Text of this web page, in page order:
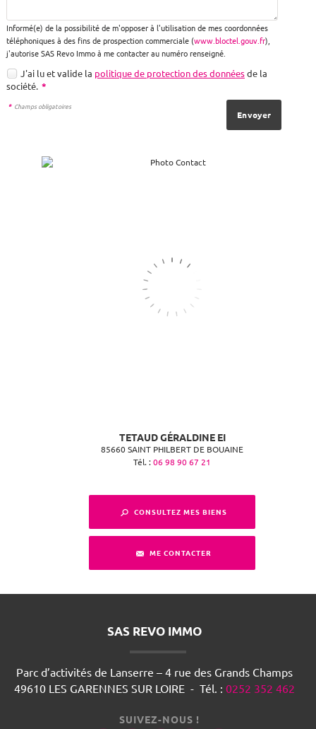
Informé(e) de la possibilité de m'opposer à l'utilisation de mes coordonnées
téléphoniques à des fins de prospection commerciale (www.bloctel.gouv.fr),
j'autorise SAS Revo Immo à me contacter au numéro renseigné.
J'ai lu et valide la politique de protection des données de la
société. *
* Champs obligatoires
TETAUD GÉRALDINE EI
85660 SAINT PHILBERT DE BOUAINE
Tél. : 06 98 90 67 21
CONSULTEZ MES BIENS
ME CONTACTER
SAS REVO IMMO
Parc d’activités de Lanserre – 4 rue des Grands Champs
49610 LES GARENNES SUR LOIRE - Tél. : 0252 352 462
SUIVEZ-NOUS !